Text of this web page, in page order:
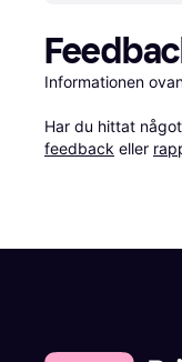
Informationen
Har du hittat
feedback eller